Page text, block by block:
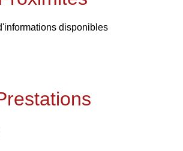
disponibles